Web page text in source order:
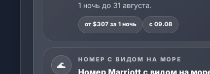
1 ночь до 31 августа.
от $307 за 1 ночь с 09.08
🌊
НОМЕР С ВИДОМ НА МОРЕ
Номер Marriott с видом на